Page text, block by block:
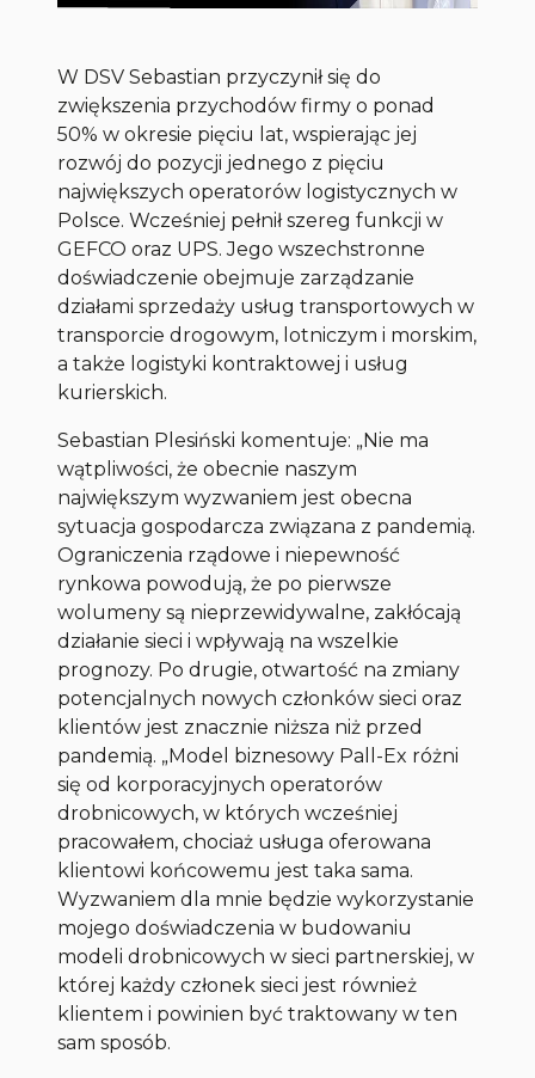
W DSV Sebastian przyczynił się do
zwiększenia przychodów firmy o ponad
50% w okresie pięciu lat, wspierając jej
rozwój do pozycji jednego z pięciu
największych operatorów logistycznych w
Polsce. Wcześniej pełnił szereg funkcji w
GEFCO oraz UPS. Jego wszechstronne
doświadczenie obejmuje zarządzanie
działami sprzedaży usług transportowych w
transporcie drogowym, lotniczym i morskim,
a także logistyki kontraktowej i usług
kurierskich.
Sebastian Plesiński komentuje: „Nie ma
wątpliwości, że obecnie naszym
największym wyzwaniem jest obecna
sytuacja gospodarcza związana z pandemią.
Ograniczenia rządowe i niepewność
rynkowa powodują, że po pierwsze
wolumeny są nieprzewidywalne, zakłócają
działanie sieci i wpływają na wszelkie
prognozy. Po drugie, otwartość na zmiany
potencjalnych nowych członków sieci oraz
klientów jest znacznie niższa niż przed
pandemią. „Model biznesowy Pall-Ex różni
się od korporacyjnych operatorów
drobnicowych, w których wcześniej
pracowałem, chociaż usługa oferowana
klientowi końcowemu jest taka sama.
Wyzwaniem dla mnie będzie wykorzystanie
mojego doświadczenia w budowaniu
modeli drobnicowych w sieci partnerskiej, w
której każdy członek sieci jest również
klientem i powinien być traktowany w ten
sam sposób.